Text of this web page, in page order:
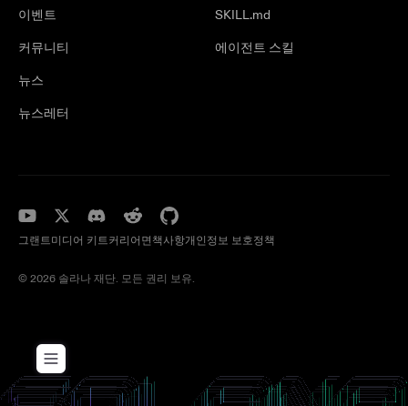
이벤트
커뮤니티
뉴스
뉴스레터
SKILL.md
에이전트 스킬
그랜트미디어 키트커리어 면책사항개인정보 보호정책
© 2026 솔라나 재단. 모든 권리 보유.